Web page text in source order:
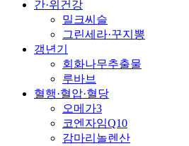
간·위건강
밀크씨슬
그린세라·꾸지뽕
갱년기
회화나무추출물
루바브
혈행·혈압·혈당
오메가3
코엔자임Q10
감마리놀렌산